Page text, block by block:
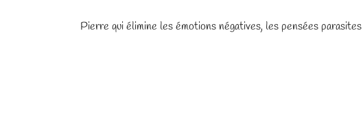
Pierre qui élimine les émotions négatives, les pensées